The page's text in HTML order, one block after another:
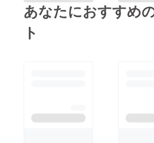
あなたにおすすめ
ト